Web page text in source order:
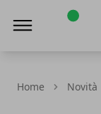
Home Novità